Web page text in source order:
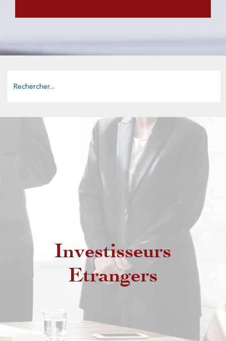
Investisseurs
Etrangers
Etrangers non résidents
Etrangers résidents au Maroc
MRE